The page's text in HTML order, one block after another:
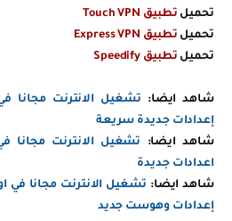
تحميل تطبيق Touch VPN
تحميل تطبيق Express VPN
تحميل تطبيق Speedify
شاهد ايضا:
إعدادات جديدة سريعة
شاهد ايضا:
اعدادات جديدة
شاهد ايضا:
إعدادات وهوست جديد